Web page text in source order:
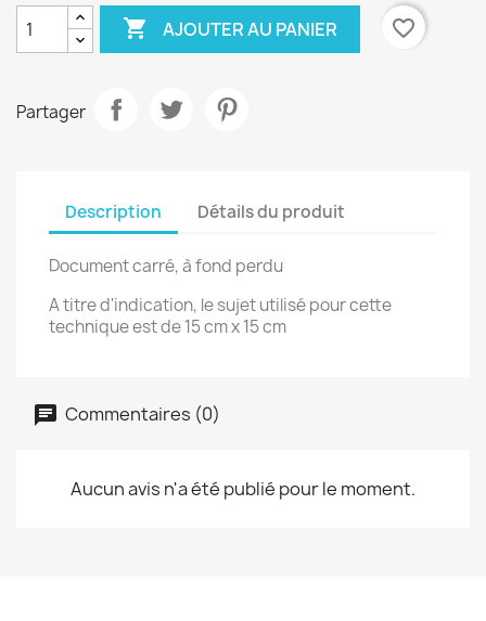
 AJOUTER AU PANIER favorite_border
Partager
Description Détails du produit
Document carré, à fond perdu
A titre d'indication, le sujet utilisé pour cette
technique est de 15 cm x 15 cm
Commentaires (0)
Aucun avis n'a été publié pour le moment.